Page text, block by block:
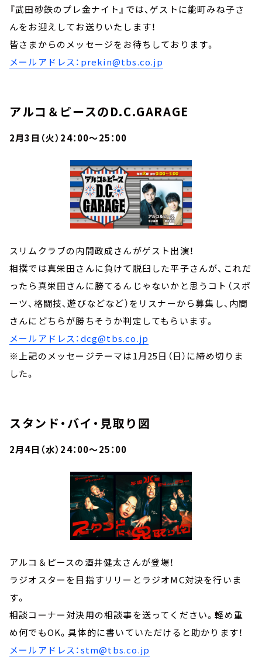
『武田砂鉄のプレ金ナイト』では、ゲストに能町みね子さ
んをお迎えしてお送りいたします！
皆さまからのメッセージをお待ちしております。
メールアドレス：prekin@tbs.co.jp
アルコ＆ピースのD.C.GARAGE
2月3日（火）24：00～25：00
スリムクラブの内間政成さんがゲスト出演！
相撲では真栄田さんに負けて脱臼した平子さんが、これだ
ったら真栄田さんに勝てるんじゃないかと思うコト（スポ
ーツ、格闘技、遊びなどなど）をリスナーから募集し、内間
さんにどちらが勝ちそうか判定してもらいます。
メールアドレス：dcg@tbs.co.jp
※上記のメッセージテーマは1月25日（日）に締め切りま
した。
スタンド・バイ・見取り図
2月4日（水）24：00～25：00
アルコ＆ピースの酒井健太さんが登場！
ラジオスターを目指すリリーとラジオMC対決を行いま
す。
相談コーナー対決用の相談事を送ってください。軽め重
め何でもOK。具体的に書いていただけると助かります！
メールアドレス：stm@tbs.co.jp